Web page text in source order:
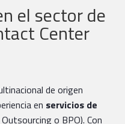
el sector de
Center
de origen
en servicios de
o BPO). Con